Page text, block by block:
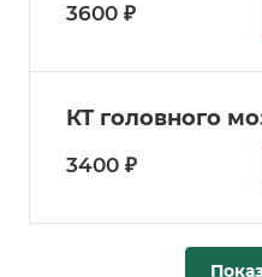
3600 ₽
КТ головного
3400 ₽